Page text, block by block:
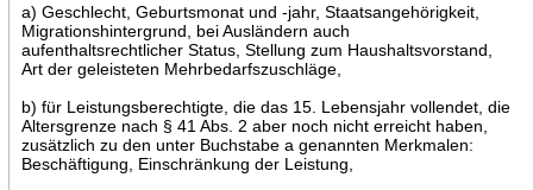
a) Geschlecht, Geburtsmonat und -jahr, Staatsangehörigkeit,
Migrationshintergrund, bei Ausländern auch
aufenthaltsrechtlicher Status, Stellung zum Haushaltsvorstand,
Art der geleisteten Mehrbedarfszuschläge,
b) für Leistungsberechtigte, die das 15. Lebensjahr vollendet, die
Altersgrenze nach § 41 Abs. 2 aber noch nicht erreicht haben,
zusätzlich zu den unter Buchstabe a genannten Merkmalen:
Beschäftigung, Einschränkung der Leistung,